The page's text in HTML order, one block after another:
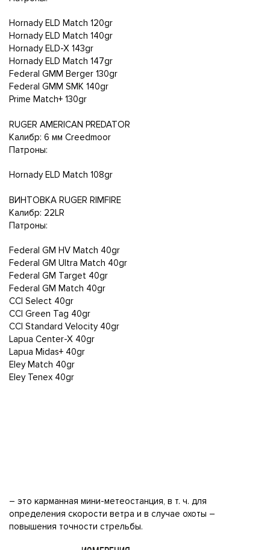
Hornady ELD Match 120gr
Hornady ELD Match 140gr
Hornady ELD-X 143gr
Hornady ELD Match 147gr
Federal GMM Berger 130gr
Federal GMM SMK 140gr
Prime Match+ 130gr
RUGER AMERICAN PREDATOR
Калибр: 6 мм Creedmoor
Патроны:
Hornady ELD Match 108gr
ВИНТОВКА RUGER RIMFIRE
Калибр: 22LR
Патроны:
Federal GM HV Match 40gr
Federal GM Ultra Match 40gr
Federal GM Target 40gr
Federal GM Match 40gr
CCI Select 40gr
CCI Green Tag 40gr
CCI Standard Velocity 40gr
Lapua Center-X 40gr
Lapua Midas+ 40gr
Eley Match 40gr
Eley Tenex 40gr
– это карманная мини-метеостанция, в т. ч. для
определения скорости ветра и в случае охоты –
повышения точности стрельбы.